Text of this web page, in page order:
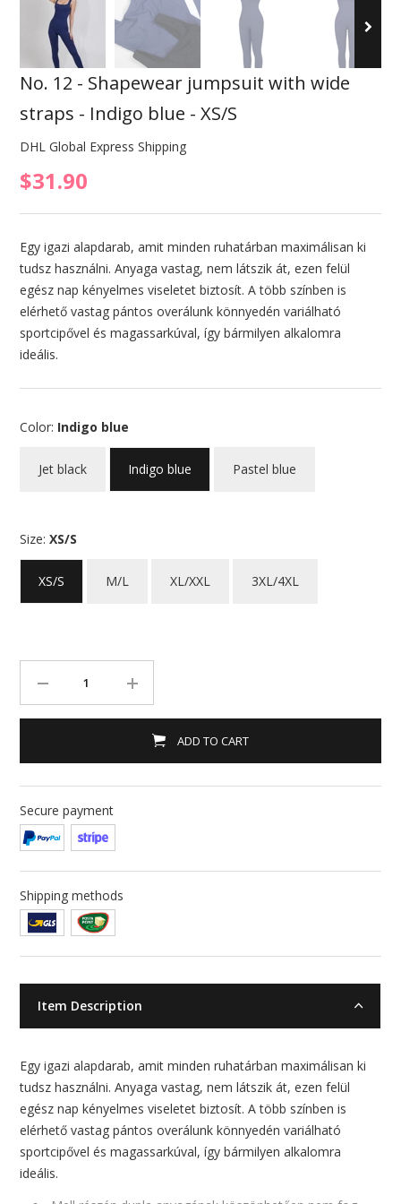
No. 12 - Shapewear jumpsuit with wide
straps - Indigo blue - XS/S
DHL Global Express Shipping
$31.90
Egy igazi alapdarab, amit minden ruhatárban maximálisan ki
tudsz használni. Anyaga vastag, nem látszik át, ezen felül
egész nap kényelmes viseletet biztosít. A több színben is
elérhető vastag pántos overálunk könnyedén variálható
sportcipővel és magassarkúval, így bármilyen alkalomra
ideális.
Color: Indigo blue
Jet black Indigo blue Pastel blue
Size: XS/S
XS/S M/L XL/XXL 3XL/4XL
ADD TO CART
Secure payment
Shipping methods
Item Description
Egy igazi alapdarab, amit minden ruhatárban maximálisan ki
tudsz használni. Anyaga vastag, nem látszik át, ezen felül
egész nap kényelmes viseletet biztosít. A több színben is
elérhető vastag pántos overálunk könnyedén variálható
sportcipővel és magassarkúval, így bármilyen alkalomra
ideális.